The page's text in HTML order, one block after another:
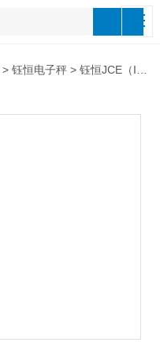
>钰恒电子秤 > 钰恒JCE（I）桌秤中国台湾钰恒JCE（I）计数称,高精度计数电子称什么品牌好,钰恒电子称